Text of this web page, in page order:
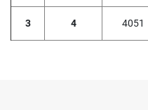
3 4 4051